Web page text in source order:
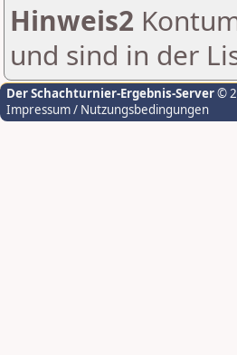
Hinweis2
und sind in der
Der Schachturnier-Ergebnis-Server©
Impressum / Nutzungsbedingungen